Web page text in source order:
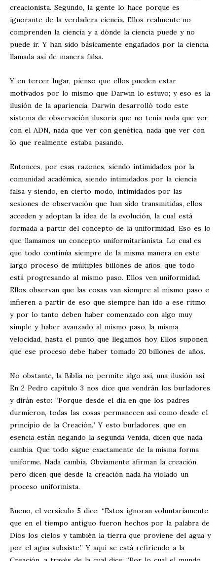
creacionista. Segundo, la gente lo hace porque es
ignorante de la verdadera ciencia. Ellos realmente no
comprenden la ciencia y a dónde la ciencia puede y no
puede ir. Y han sido básicamente engañados por la ciencia,
llamada así de manera falsa.
Y en tercer lugar, pienso que ellos pueden estar
motivados por lo mismo que Darwin lo estuvo; y eso es la
ilusión de la apariencia. Darwin desarrolló todo este
sistema de observación ilusoria que no tenía nada que ver
con el ADN, nada que ver con genética, nada que ver con
lo que realmente estaba pasando.
Entonces, por esas razones, siendo intimidados por la
comunidad académica, siendo intimidados por la ciencia
falsa y siendo, en cierto modo, intimidados por las
sesiones de observación que han sido transmitidas, ellos
acceden y adoptan la idea de la evolución, la cual está
formada a partir del concepto de la uniformidad. Eso es lo
que llamamos un concepto uniformitarianista. Lo cual es
que todo continúa siempre de la misma manera en este
largo proceso de múltiples billones de años, que todo
está progresando al mismo paso. Ellos ven uniformidad.
Ellos observan que las cosas van siempre al mismo paso e
infieren a partir de eso que siempre han ido a ese ritmo;
y por lo tanto deben haber comenzado con algo muy
simple y haber avanzado al mismo paso, la misma
velocidad, hasta el punto que llegamos hoy. Ellos suponen
que ese proceso debe haber tomado 20 billones de años.
No obstante, la Biblia no permite algo así, una ilusión así.
En 2 Pedro capítulo 3 nos dice que vendrán los burladores
y dirán esto: “Porque desde el día en que los padres
durmieron, todas las cosas permanecen así como desde el
principio de la Creación.” Y esto burladores, que en
esencia están negando la segunda Venida, dicen que nada
cambia. Que todo sigue exactamente de la misma forma
uniforme. Nada cambia. Obviamente afirman la creación,
pero dicen que desde la creación nada ha violado un
proceso uniformista.
Bueno, el versículo 5 dice: “Estos ignoran voluntariamente
que en el tiempo antiguo fueron hechos por la palabra de
Dios los cielos y también la tierra que proviene del agua y
por el agua subsiste.” Y aquí se está refiriendo a la